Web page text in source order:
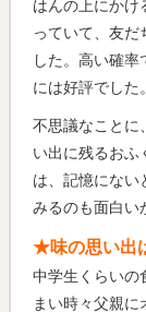
はんの上にかけ
っていて、友だ
した。高い確
には好評でした。
不思議なことに
い出に残るおふ
は、記憶にない
みるのも面白い
★味の思い出
中学生くらいの
まい時々父親